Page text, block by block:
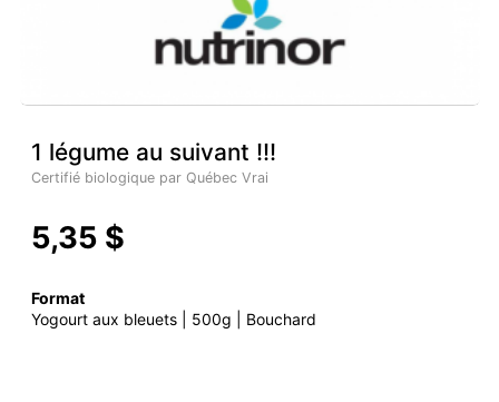
1 légume au suivant !!!
Certifié biologique par Québec Vrai
5,35 $
Format
Yogourt aux bleuets | 500g | Bouchard